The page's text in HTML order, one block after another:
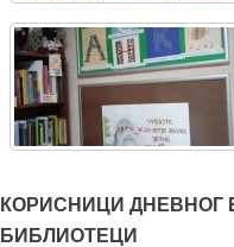
КОРИСНИЦИ ДНЕВНОГ
БИБЛИОТЕЦИ